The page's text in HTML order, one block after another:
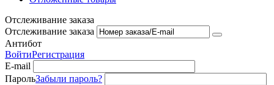
Отслеживание заказа
Отслеживание заказа
Антибот
ВойтиРегистрация
E-mail
ПарольЗабыли пароль?